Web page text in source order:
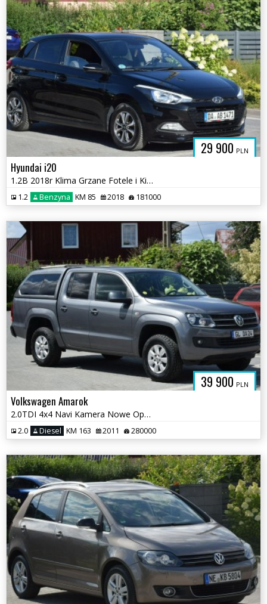
29 900 PLN
Hyundai i20
1.2B 2018r Klima Grzane Fotele i Kierownica Sprowadzony
1.2 Benzyna KM 85 2018 181000
39 900 PLN
Volkswagen Amarok
2.0TDI 4x4 Navi Kamera Nowe Opony Sprowadzony Opłacony
2.0 Diesel KM 163 2011 280000